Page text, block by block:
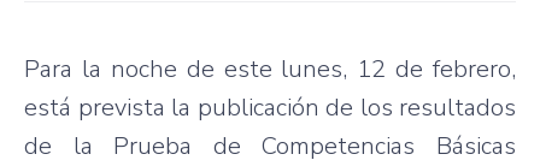
Para la noche de este lunes, 12 de febrero,
está prevista la publicación de los resultados
de la Prueba de Competencias Básicas